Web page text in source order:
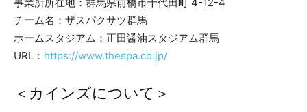
チーム名：ザスパクサツ群馬
ホームスタジアム：正田醤油スタジアム群馬
URL： https://www.thespa.co.jp/
＜カインズについて＞